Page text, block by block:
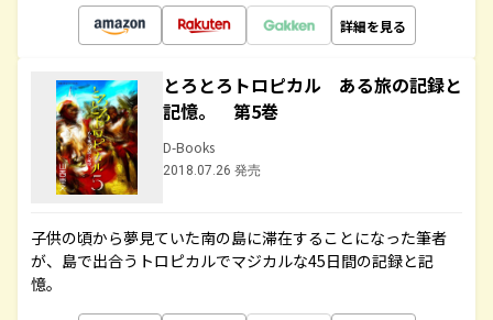
詳細を見る
とろとろトロピカル ある旅の記録と
記憶。 第5巻
D-Books
2018.07.26 発売
子供の頃から夢見ていた南の島に滞在することになった筆者
が、島で出合うトロピカルでマジカルな45日間の記録と記
憶。